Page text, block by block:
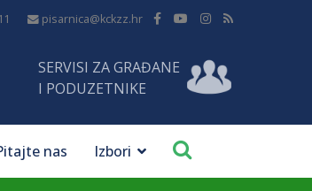
pisarnica@kckzz.hr
SERVISI ZA GRAĐANE
I PODUZETNIKE
nas Izbori